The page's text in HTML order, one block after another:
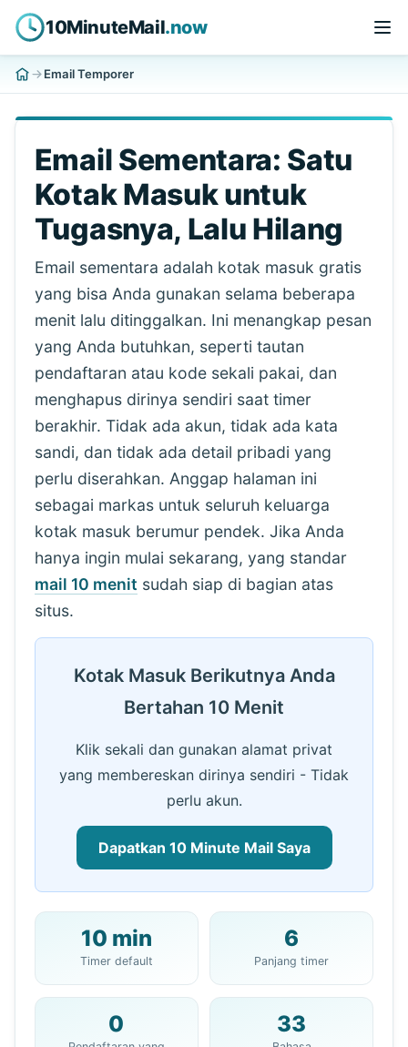
10MinuteMail.now
Email Temporer
Email Sementara: Satu
Kotak Masuk untuk
Tugasnya, Lalu Hilang
Email sementara adalah kotak masuk gratis
yang bisa Anda gunakan selama beberapa
menit lalu ditinggalkan. Ini menangkap pesan
yang Anda butuhkan, seperti tautan
pendaftaran atau kode sekali pakai, dan
menghapus dirinya sendiri saat timer
berakhir. Tidak ada akun, tidak ada kata
sandi, dan tidak ada detail pribadi yang
perlu diserahkan. Anggap halaman ini
sebagai markas untuk seluruh keluarga
kotak masuk berumur pendek. Jika Anda
hanya ingin mulai sekarang, yang standar
mail 10 menit sudah siap di bagian atas
situs.
Kotak Masuk Berikutnya Anda
Bertahan 10 Menit
Klik sekali dan gunakan alamat privat
yang membereskan dirinya sendiri - Tidak
perlu akun.
Dapatkan 10 Minute Mail Saya
Alamat Email 10 Menit Anda:
Salin QR
10 min
Timer default
6
Panjang timer
0 33